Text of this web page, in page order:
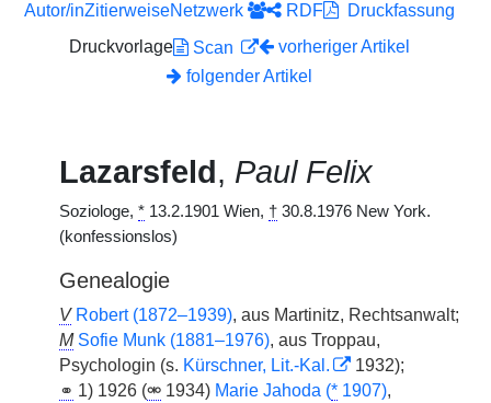
Autor/inZitierweiseNetzwerk RDF
Druckfassung
Druckvorlage
Scan
vorheriger Artikel
folgender Artikel
Lazarsfeld, Paul Felix
Soziologe, * 13.2.1901 Wien, † 30.8.1976 New York.
(konfessionslos)
Genealogie
V Robert (1872–1939), aus Martinitz, Rechtsanwalt;
M Sofie Munk (1881–1976), aus Troppau,
Psychologin (s. Kürschner, Lit.-Kal.
1932);
⚭ 1) 1926 (⚮ 1934) Marie Jahoda (* 1907),